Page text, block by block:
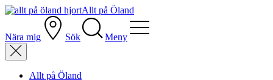
Allt på Öland
Nära mig Sök Meny
Allt på Öland